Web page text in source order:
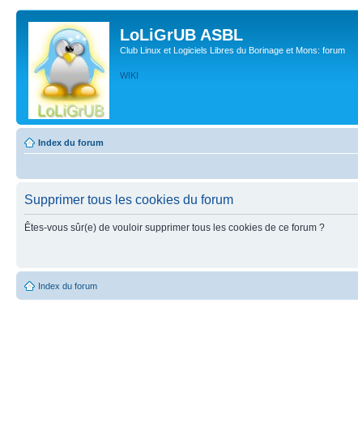
LoLiGrUB ASBL
Club Linux et Logiciels Libres du Borinage et Mons: forum
WIKI
Index du forum
Supprimer tous les cookies du forum
Êtes-vous sûr(e) de vouloir supprimer tous les cookies de ce forum ?
Index du forum